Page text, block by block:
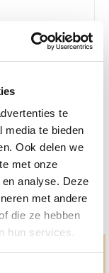
te
media te bieden
Ook delen we
met onze
analyse. Deze
met andere
die ze hebben
hun services.
ml